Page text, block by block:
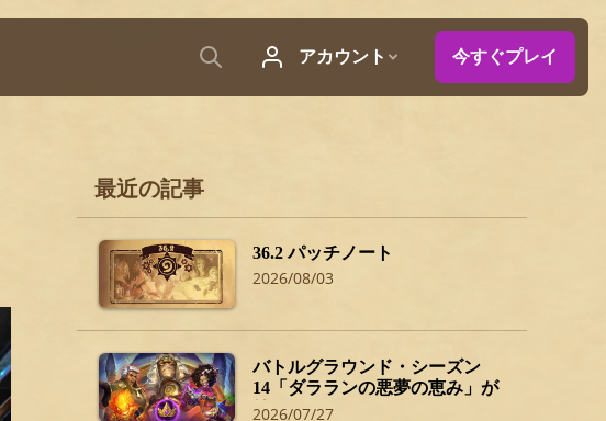
最近の記事
36.2 パッチノート
2026/08/03
バトルグラウンド・シーズン
14「ダラランの悪夢の恵み」が
始まるぞ！
2026/07/27